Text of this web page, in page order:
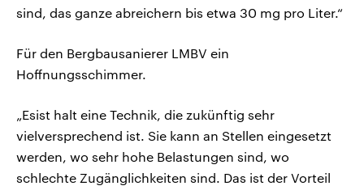
sind, das ganze abreichern bis etwa 30 mg pro Liter.“
Für den Bergbausanierer LMBV ein
Hoffnungsschimmer.
„Esist halt eine Technik, die zukünftig sehr
vielversprechend ist. Sie kann an Stellen eingesetzt
werden, wo sehr hohe Belastungen sind, wo
schlechte Zugänglichkeiten sind. Das ist der Vorteil